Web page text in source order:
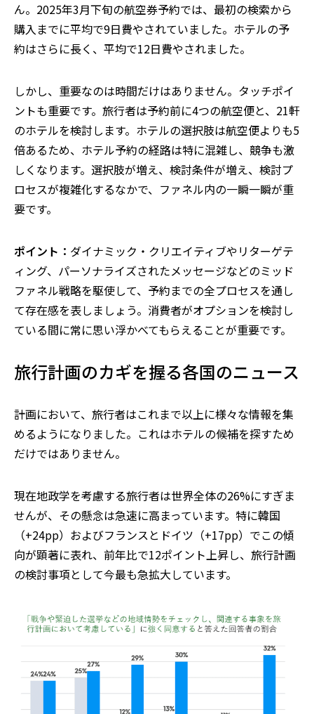
ん。2025年3月下旬の航空券予約では、最初の検索から
購入までに平均で9日費やされていました。ホテルの予
約はさらに長く、平均で12日費やされました。
しかし、重要なのは時間だけはありません。タッチポイ
ントも重要です。旅行者は予約前に4つの航空便と、21軒
のホテルを検討します。ホテルの選択肢は航空便よりも5
倍あるため、ホテル予約の経路は特に混雑し、競争も激
しくなります。選択肢が増え、検討条件が増え、検討プ
ロセスが複雑化するなかで、ファネル内の一瞬一瞬が重
要です。
ポイント： ダイナミック・クリエイティブやリターゲテ
ィング、パーソナライズされたメッセージなどのミッド
ファネル戦略を駆使して、予約までの全プロセスを通し
て存在感を表しましょう。消費者がオプションを検討し
ている間に常に思い浮かべてもらえることが重要です。
旅行計画のカギを握る各国のニュース
計画において、旅行者はこれまで以上に様々な情報を集
めるようになりました。これはホテルの候補を探すため
だけではありません。
現在地政学を考慮する旅行者は世界全体の26%にすぎま
せんが、その懸念は急速に高まっています。特に韓国
（+24pp）およびフランスとドイツ（+17pp）でこの傾
向が顕著に表れ、前年比で12ポイント上昇し、旅行計画
の検討事項として今最も急拡大しています。